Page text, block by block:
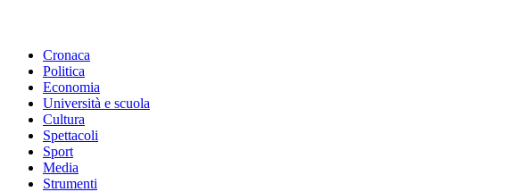
Cronaca
Politica
Economia
Università e scuola
Cultura
Spettacoli
Sport
Media
Strumenti